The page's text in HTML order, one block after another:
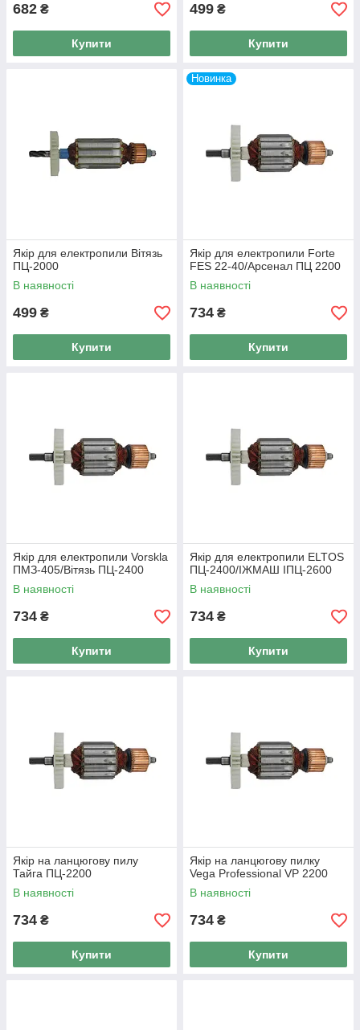
682 ₴
Купити
499 ₴
Купити
Якір для електропили Вітязь
ПЦ-2000
В наявності
499 ₴
Купити
Новинка
Якір для електропили Forte
FES 22-40/Арсенал ПЦ 2200
В наявності
734 ₴
Купити
Якір для електропили Vorskla
ПМЗ-405/Вітязь ПЦ-2400
В наявності
734 ₴
Купити
Якір для електропили ELTOS
ПЦ-2400/ІЖМАШ ІПЦ-2600
В наявності
734 ₴
Купити
Якір на ланцюгову пилу
Тайга ПЦ-2200
В наявності
734 ₴
Купити
Якір на ланцюгову пилку
Vega Professional VP 2200
В наявності
734 ₴
Купити